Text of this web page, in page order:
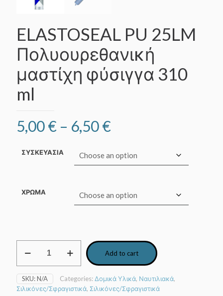
ELASTOSEAL PU 25LM
Πολυουρεθανική
μαστίχη φύσιγγα 310
ml
5,00€ – 6,50€
5,00 €
through
ΣΥΣΚΕΥΑΣΙΑ
ΧΡΩΜΑ
Πολυουρεθανική
μαστίχη
φύσιγγα
Add to cart
SKU:N/A Categories: Δομικά Υλικά, Ναυτιλιακά,
Σιλικόνες/Σφραγιστικά, Σιλικόνες/Σφραγιστικά